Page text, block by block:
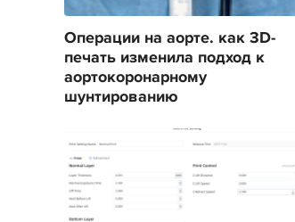
Операции на аорте. как 3D-
печать изменила подход к
аортокоронарному
шунтированию